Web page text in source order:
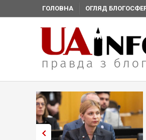
ГОЛОВНА ОГЛЯД